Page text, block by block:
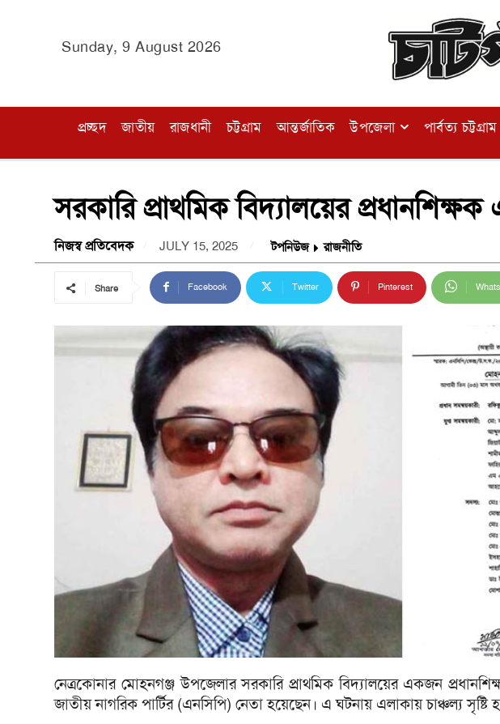
Sunday, 9 August 2026
প্রচ্ছদ জাতীয় রাজধানী চট্টগ্রাম আন্তর্জাতিক উপজেলা পার্বত্য চট্টগ্রাম
সরকারি প্রাথমিক বিদ্যালয়ের
নিজস্ব প্রতিবেদক JULY 15, 2025 টপনিউজ রাজনীতি
Share Facebook Twitter Pinterest
নেত্রকোনার মোহনগঞ্জ উপজেলার সরকারি প্রাথমিক বিদ্যালয়ের একজন
জাতীয় নাগরিক পার্টির (এনসিপি) নেতা হয়েছেন। এ ঘটনায় এলাকায় চাঞ্চল্য সৃষ্টি